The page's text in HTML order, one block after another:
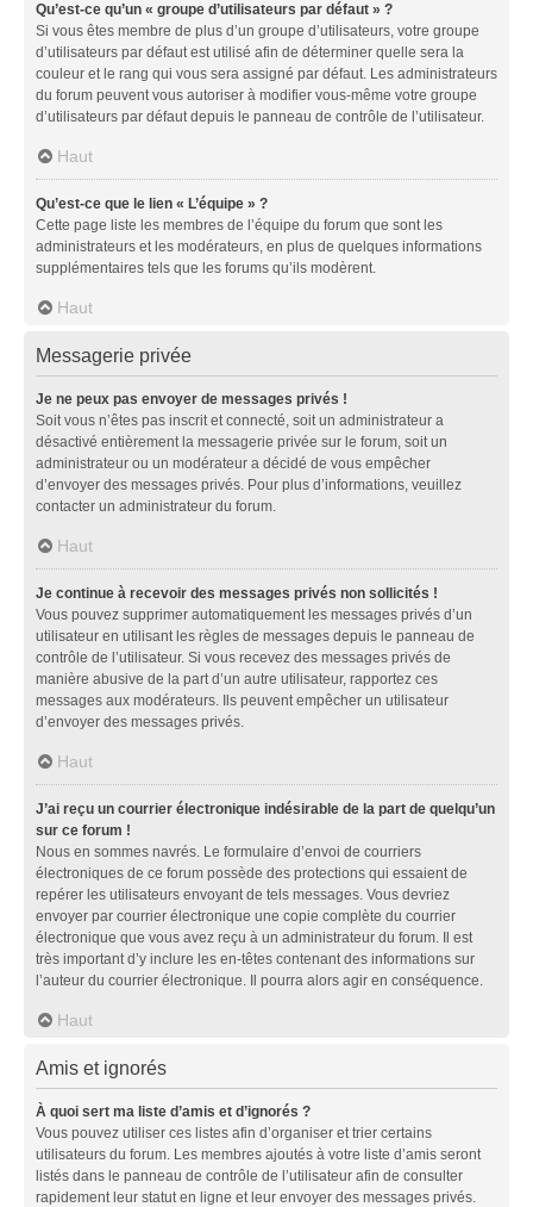
Qu’est-ce qu’un « groupe d’utilisateurs par défaut » ?
Si vous êtes membre de plus d’un groupe d’utilisateurs, votre groupe
d’utilisateurs par défaut est utilisé afin de déterminer quelle sera la
couleur et le rang qui vous sera assigné par défaut. Les administrateurs
du forum peuvent vous autoriser à modifier vous-même votre groupe
d’utilisateurs par défaut depuis le panneau de contrôle de l’utilisateur.
Haut
Qu’est-ce que le lien « L’équipe » ?
Cette page liste les membres de l’équipe du forum que sont les
administrateurs et les modérateurs, en plus de quelques informations
supplémentaires tels que les forums qu’ils modèrent.
Haut
Messagerie privée
Je ne peux pas envoyer de messages privés !
Soit vous n’êtes pas inscrit et connecté, soit un administrateur a
désactivé entièrement la messagerie privée sur le forum, soit un
administrateur ou un modérateur a décidé de vous empêcher
d’envoyer des messages privés. Pour plus d’informations, veuillez
contacter un administrateur du forum.
Haut
Je continue à recevoir des messages privés non sollicités !
Vous pouvez supprimer automatiquement les messages privés d’un
utilisateur en utilisant les règles de messages depuis le panneau de
contrôle de l’utilisateur. Si vous recevez des messages privés de
manière abusive de la part d’un autre utilisateur, rapportez ces
messages aux modérateurs. Ils peuvent empêcher un utilisateur
d’envoyer des messages privés.
Haut
J’ai reçu un courrier électronique indésirable de la part de quelqu’un
sur ce forum !
Nous en sommes navrés. Le formulaire d’envoi de courriers
électroniques de ce forum possède des protections qui essaient de
repérer les utilisateurs envoyant de tels messages. Vous devriez
envoyer par courrier électronique une copie complète du courrier
électronique que vous avez reçu à un administrateur du forum. Il est
très important d’y inclure les en-têtes contenant des informations sur
l’auteur du courrier électronique. Il pourra alors agir en conséquence.
Haut
Amis et ignorés
À quoi sert ma liste d’amis et d’ignorés ?
Vous pouvez utiliser ces listes afin d’organiser et trier certains
utilisateurs du forum. Les membres ajoutés à votre liste d’amis seront
listés dans le panneau de contrôle de l’utilisateur afin de consulter
rapidement leur statut en ligne et leur envoyer des messages privés.